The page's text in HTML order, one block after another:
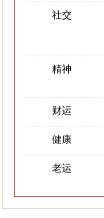
社交
精神
财运
健康
老运